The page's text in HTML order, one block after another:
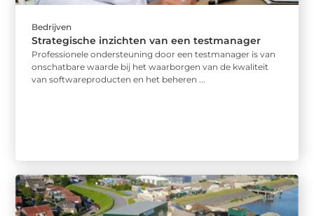
Bedrijven
Strategische inzichten van een testmanager
Professionele ondersteuning door een testmanager is van
onschatbare waarde bij het waarborgen van de kwaliteit
van softwareproducten en het beheren ...